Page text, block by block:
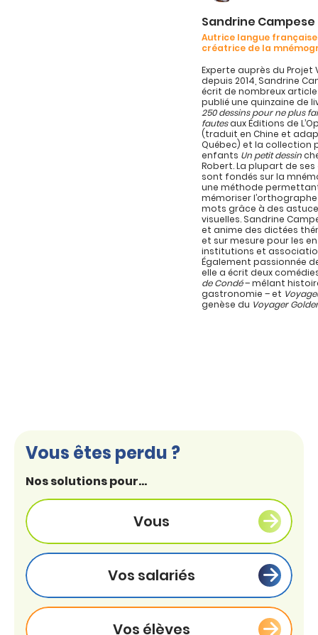
Sandrine Campese
Autrice langue
créatrice de la
Experte auprès du Projet
depuis 2014, Sandrine
écrit de nombreux
publié une quinzaine de
250 dessins pour ne plus
fautesaux Éditions de
(traduit en Chine et
Québec) et la collection
enfants Un petit dessin
Robert. La plupart de
sont fondés sur la
une méthode
mémoriser
mots grâce à des
visuelles. Sandrine
et anime des dictées
et sur mesure pour les
institutions et
Également passionnée
elle a écrit deux
de Condé– mêlant
gastronomie – et
genèse du Voyager
Vous êtes perdu ?
Nos solutions pour...
Vous
Vos salariés
Vos élèves